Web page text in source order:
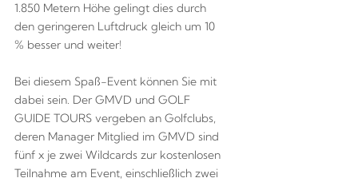
1.850 Metern Höhe gelingt dies durch
den geringeren Luftdruck gleich um 10
% besser und weiter!
Bei diesem Spaß-Event können Sie mit
dabei sein. Der GMVD und GOLF
GUIDE TOURS vergeben an Golfclubs,
deren Manager Mitglied im GMVD sind
fünf x je zwei Wildcards zur kostenlosen
Teilnahme am Event, einschließlich zwei